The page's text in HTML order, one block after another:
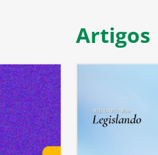
Artigos